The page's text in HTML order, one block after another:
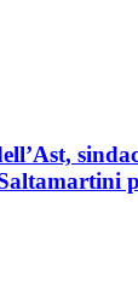
Saltamartini